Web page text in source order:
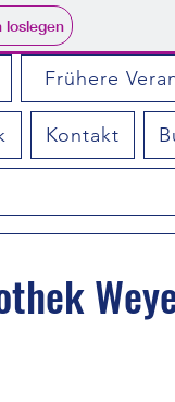
loslegen
Frühere
Kontakt